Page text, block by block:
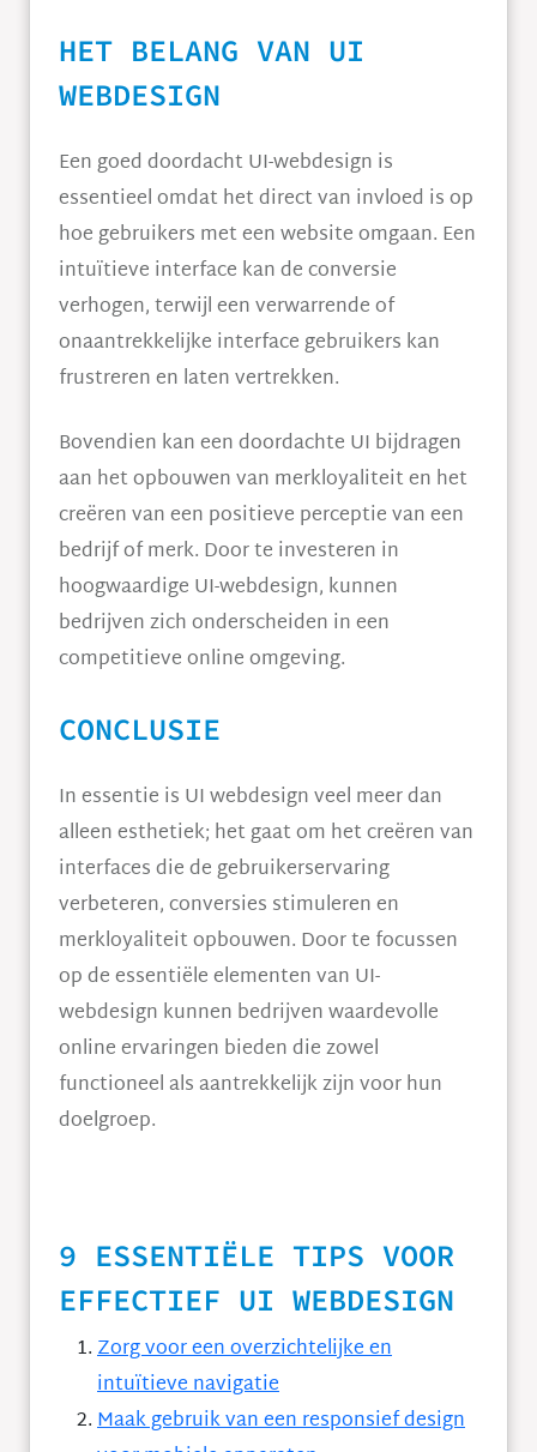
HET BELANG VAN UI
WEBDESIGN
Een goed doordacht UI-webdesign is
essentieel omdat het direct van invloed is op
hoe gebruikers met een website omgaan. Een
intuïtieve interface kan de conversie
verhogen, terwijl een verwarrende of
onaantrekkelijke interface gebruikers kan
frustreren en laten vertrekken.
Bovendien kan een doordachte UI bijdragen
aan het opbouwen van merkloyaliteit en het
creëren van een positieve perceptie van een
bedrijf of merk. Door te investeren in
hoogwaardige UI-webdesign, kunnen
bedrijven zich onderscheiden in een
competitieve online omgeving.
CONCLUSIE
In essentie is UI webdesign veel meer dan
alleen esthetiek; het gaat om het creëren van
interfaces die de gebruikerservaring
verbeteren, conversies stimuleren en
merkloyaliteit opbouwen. Door te focussen
op de essentiële elementen van UI-
webdesign kunnen bedrijven waardevolle
online ervaringen bieden die zowel
functioneel als aantrekkelijk zijn voor hun
doelgroep.
9 ESSENTIËLE TIPS VOOR
EFFECTIEF UI WEBDESIGN
Zorg voor een overzichtelijke en
intuïtieve navigatie
Maak gebruik van een responsief design